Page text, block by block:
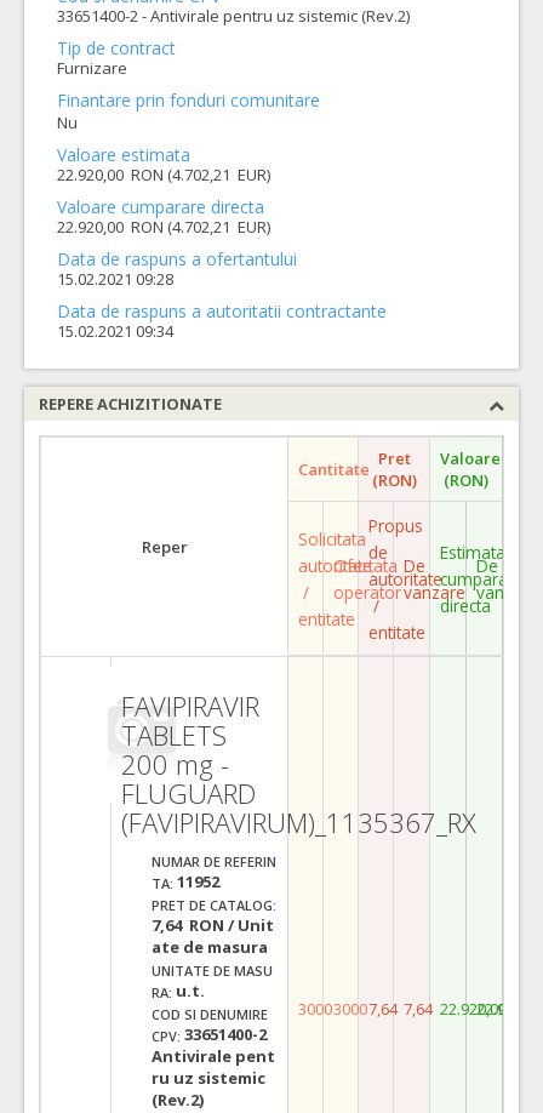
33651400-2 - Antivirale pentru uz sistemic (Rev.2)
Tip de contract
Furnizare
Finantare prin fonduri comunitare
Nu
Valoare estimata
22.920,00 RON (4.702,21 EUR)
Valoare cumparare directa
22.920,00 RON (4.702,21 EUR)
Data de raspuns a ofertantului
15.02.2021 09:28
Data de raspuns a autoritatii contractante
15.02.2021 09:34
REPERE ACHIZITIONATE
Reper
Cantitate Pret
(RON)
Valoare
(RON)
Solicitata
autoritate
/
entitate
Ofertata
operator
Propus
de
autoritate
/
entitate
De
vanzare
Estimata
cumparare
directa
De
vanzare
FAVIPIRAVIR
TABLETS
200 mg -
FLUGUARD
(FAVIPIRAVIRUM)_1135367_RX
NUMAR DE REFERIN
TA: 11952
PRET DE CATALOG:
7,64 RON / Unit
ate de masura
UNITATE DE MASU
RA: u.t.
COD SI DENUMIRE
CPV: 33651400-2
Antivirale pent
ru uz sistemic
(Rev.2)
300030007,64 7,64 22.920,00